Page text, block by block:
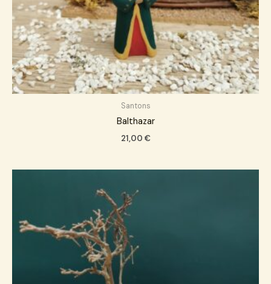
Santons
Balthazar
21,00 €